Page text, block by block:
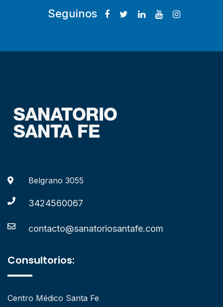
Seguinos
Belgrano 3055
3424560067
contacto@sanatoriosantafe.com
Consultorios:
Centro Médico Santa Fe